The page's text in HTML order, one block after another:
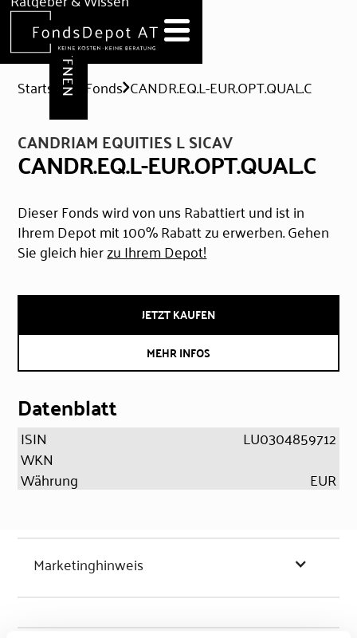
Hilfe & Formulare
DEPOT ERÖFFNEN
Startseite Fonds CANDR.EQ.L-EUR.OPT.QUAL.C
CANDRIAM EQUITIES L SICAV
CANDR.EQ.L-EUR.OPT.QUAL.C
Dieser Fonds wird von uns Rabattiert und ist in
Ihrem Depot mit 100% Rabatt zu erwerben. Gehen
Sie gleich hierzu Ihrem Depot!
JETZT KAUFEN
MEHR INFOS
Datenblatt
ISIN
LU0304859712
WKN
Währung
EUR
Marketinghinweis